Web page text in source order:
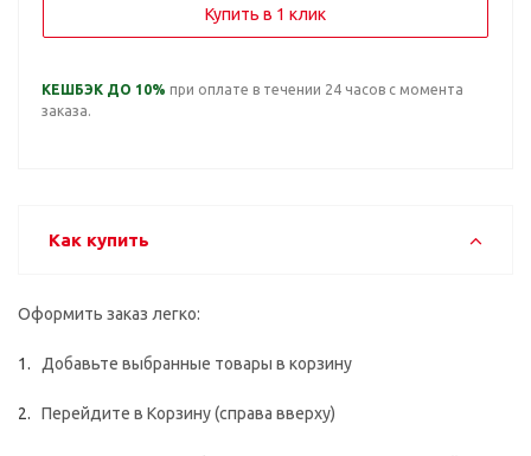
Купить в 1 клик
КЕШБЭК ДО 10% при оплате в течении 24 часов с момента
заказа.
Как купить
Оформить заказ легко:
Добавьте выбранные товары в корзину
Перейдите в Корзину (справа вверху)